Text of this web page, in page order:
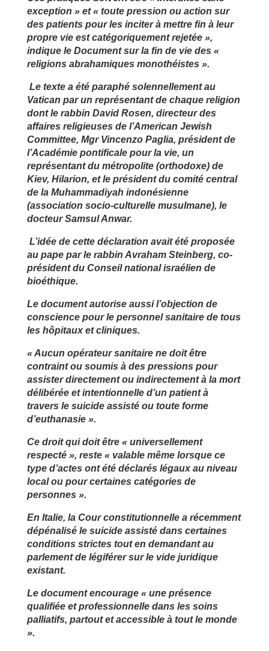
exception » et « toute pression ou action sur
des patients pour les inciter à mettre fin à leur
propre vie est catégoriquement rejetée »,
indique le Document sur la fin de vie des «
religions abrahamiques monothéistes ».
Le texte a été paraphé solennellement au
Vatican par un représentant de chaque religion
dont le rabbin David Rosen, directeur des
affaires religieuses de l’American Jewish
Committee, Mgr Vincenzo Paglia, président de
l’Académie pontificale pour la vie, un
représentant du métropolite (orthodoxe) de
Kiev, Hilarion, et le président du comité central
de la Muhammadiyah indonésienne
(association socio-culturelle musulmane), le
docteur Samsul Anwar.
L’idée de cette déclaration avait été proposée
au pape par le rabbin Avraham Steinberg, co-
président du Conseil national israélien de
bioéthique.
Le document autorise aussi l’objection de
conscience pour le personnel sanitaire de tous
les hôpitaux et cliniques.
« Aucun opérateur sanitaire ne doit être
contraint ou soumis à des pressions pour
assister directement ou indirectement à la mort
délibérée et intentionnelle d’un patient à
travers le suicide assisté ou toute forme
d’euthanasie ».
Ce droit qui doit être « universellement
respecté », reste « valable même lorsque ce
type d’actes ont été déclarés légaux au niveau
local ou pour certaines catégories de
personnes ».
En Italie, la Cour constitutionnelle a récemment
dépénalisé le suicide assisté dans certaines
conditions strictes tout en demandant au
parlement de légiférer sur le vide juridique
existant.
Le document encourage « une présence
qualifiée et professionnelle dans les soins
palliatifs, partout et accessible à tout le monde
».